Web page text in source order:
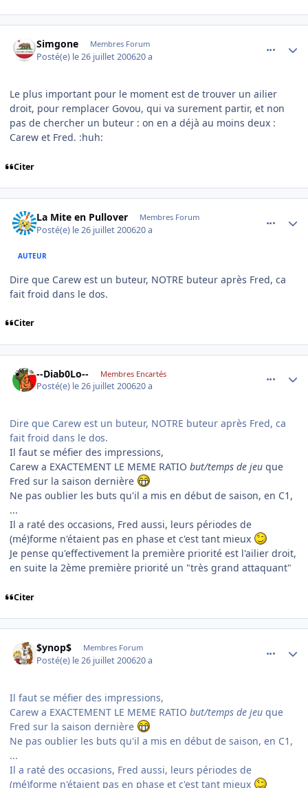
Simgone Membres Forum
Posté(e) le 26 juillet 200620 a
Le plus important pour le moment est de trouver un ailier
droit, pour remplacer Govou, qui va surement partir, et non
pas de chercher un buteur : on en a déjà au moins deux :
Carew et Fred. :huh:
Citer
La Mite en Pullover Membres Forum
Posté(e) le 26 juillet 200620 a
AUTEUR
Dire que Carew est un buteur, NOTRE buteur après Fred, ca
fait froid dans le dos.
Citer
--Diab0Lo-- Membres Encartés
Posté(e) le 26 juillet 200620 a
Dire que Carew est un buteur, NOTRE buteur après Fred, ca
fait froid dans le dos.
Il faut se méfier des impressions,
Carew a EXACTEMENT LE MEME RATIO but/temps de jeu que
Fred sur la saison dernière
Ne pas oublier les buts qu'il a mis en début de saison, en C1,
...
Il a raté des occasions, Fred aussi, leurs périodes de
(mé)forme n'étaient pas en phase et c'est tant mieux
Je pense qu'effectivement la première priorité est l'ailier droit,
en suite la 2ème première priorité un "très grand attaquant"
Citer
$ynop$ Membres Forum
Posté(e) le 26 juillet 200620 a
Il faut se méfier des impressions,
Carew a EXACTEMENT LE MEME RATIO but/temps de jeu que
Fred sur la saison dernière
Ne pas oublier les buts qu'il a mis en début de saison, en C1,
...
Il a raté des occasions, Fred aussi, leurs périodes de
(mé)forme n'étaient pas en phase et c'est tant mieux